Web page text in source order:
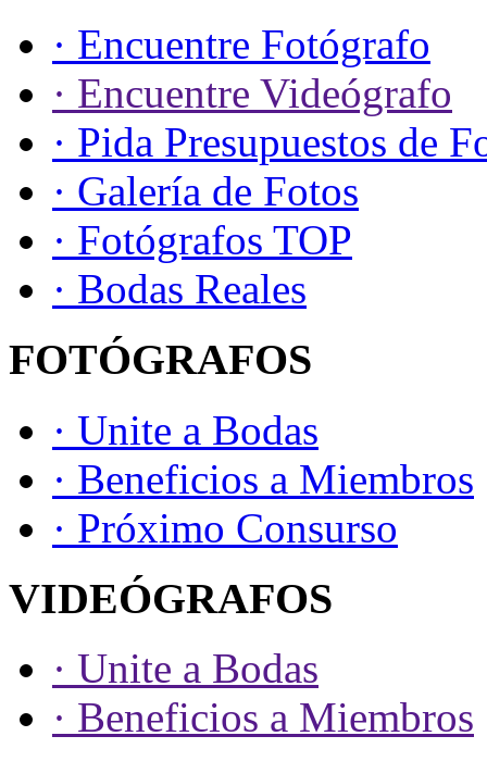
· Encuentre Fotógrafo
· Encuentre Videógrafo
· Pida Presupuestos de
· Galería de Fotos
· Fotógrafos TOP
· Bodas Reales
FOTÓGRAFOS
· Unite a Bodas
· Beneficios a Miembros
· Próximo Consurso
VIDEÓGRAFOS
· Unite a Bodas
· Beneficios a Miembros